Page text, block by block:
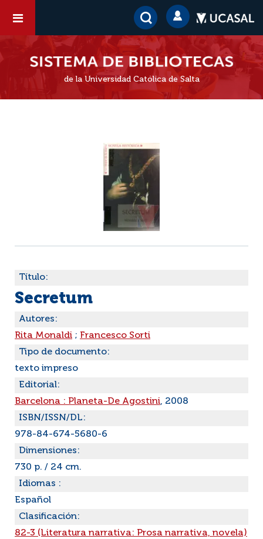
de la Universidad Católica de Salta
Título:
Secretum
Autores:
Rita Monaldi ; Francesco Sorti
Tipo de documento:
texto impreso
Editorial:
Barcelona : Planeta-De Agostini, 2008
ISBN/ISSN/DL:
978-84-674-5680-6
Dimensiones:
730 p. / 24 cm.
Idiomas :
Español
Clasificación:
82-3 (Literatura narrativa: Prosa narrativa, novela)